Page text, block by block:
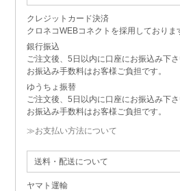
クレジットカード決済
クロネコWEBコネクトを採用しておりま
銀行振込
ご注文後、5日以内に口座にお振込み下さ
お振込み手数料はお客様ご負担です。
ゆうちょ振替
ご注文後、5日以内に口座にお振込み下さ
お振込み手数料はお客様ご負担です。
≫お支払い方法について
送料・配送について
ヤマト運輸